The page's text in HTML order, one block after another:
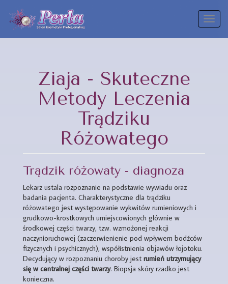
Ziaja - Skuteczne
Metody Leczenia
Trądziku
Różowatego
Trądzik różowaty - diagnoza
Lekarz ustala rozpoznanie na podstawie wywiadu oraz
badania pacjenta. Charakterystyczne dla trądziku
różowatego jest występowanie wykwitów rumieniowych i
grudkowo-krostkowych umiejscowionych głównie w
środkowej części twarzy, tzw. wzmożonej reakcji
naczynioruchowej (zaczerwienienie pod wpływem bodźców
fizycznych i psychicznych), współistnienia objawów łojotoku.
Decydujący w rozpoznaniu choroby jest rumień utrzymujący
się w centralnej części twarzy. Biopsja skóry rzadko jest
konieczna.